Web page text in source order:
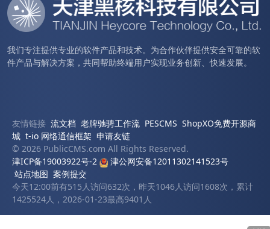
我们专注提供专业的软件产品和技术。为合作伙伴提供安全可靠的软
件产品与解决方案，共同帮助终端用户实现业务创新、快速发展。
友情链接 流文档 老牌驰骋工作流 PESCMS ShopXO免费开源商
城 t-io 网络通信框架 申请友链
© 2026 PublicCMS.com All Rights Reserved.
津ICP备19003922号-2
津公网安备12011302141523号
站点地图 案例提交
今天12:00前有515人访问632次，昨天1046人访问1608次，累计
1425524人，2026-01-23最高9401人